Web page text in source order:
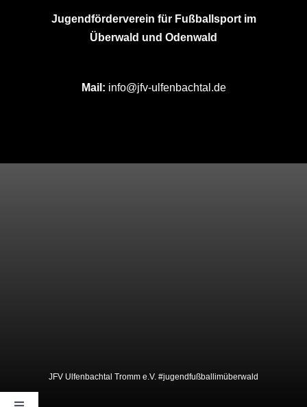
Jugendförderverein für Fußballsport im
Überwald und Odenwald
Mail: info@jfv-ulfenbachtal.de
JFV Ulfenbachtal Tromm e.V. #jugendfußballimüberwald